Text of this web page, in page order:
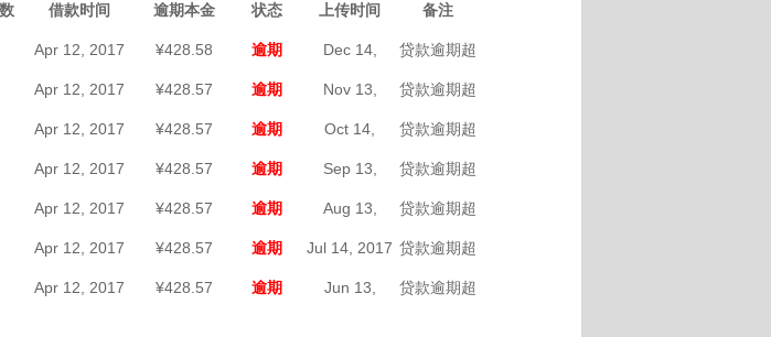
借款时间 逾期本金 状态 上传时间 备注
Apr 12, 2017 ¥428.58 逾期 Dec 14,
2017
贷款逾期超
过30天(原记
录)2017/04/12
Apr 12, 2017 ¥428.57 逾期 Nov 13,
2017
贷款逾期超
过30天(原记
录)2017/04/12
Apr 12, 2017 ¥428.57 逾期 Oct 14,
2017
贷款逾期超
过30天(原记
录)2017/04/12
Apr 12, 2017 ¥428.57 逾期 Sep 13,
2017
贷款逾期超
过30天(原记
录)2017/04/12
Apr 12, 2017 ¥428.57 逾期 Aug 13,
2017
贷款逾期超
过30天(原记
录)2017/04/12
Apr 12, 2017 ¥428.57 逾期 Jul 14, 2017 贷款逾期超
过30天(原记
Apr 12, 2017 ¥428.57 逾期 Jun 13, 贷款逾期超